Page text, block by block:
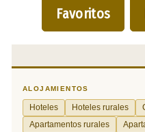
Favoritos